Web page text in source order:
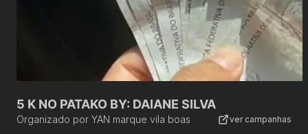
5 K NO PATAKO BY: DAIANE SILVA
Organizado por YAN marque vila boas ver campanhas